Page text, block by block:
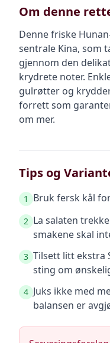
Om denne
Denne friske
sentrale Kina, som
gjennom den
krydrete noter.
gulrøtter og
forrett som
om mer.
Tips og
1 Bruk fersk kål
2 La salaten
smakene skal
3 Tilsett litt ekstra
sting om
4 Juks ikke med
balansen er